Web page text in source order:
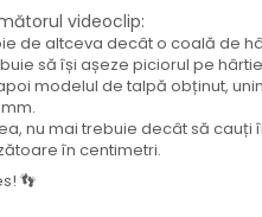
videoclip:
de altceva decât o coală de
să își așeze piciorul pe
modelul de talpă obținut,
nu mai trebuie decât să
în centimetri.
👣